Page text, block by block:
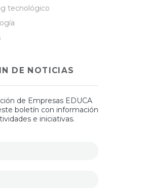
tecnológico
DE NOTICIAS
de Empresas EDUCA
boletín con información
e iniciativas.